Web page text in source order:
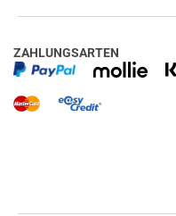
ZAHLUNGSARTEN